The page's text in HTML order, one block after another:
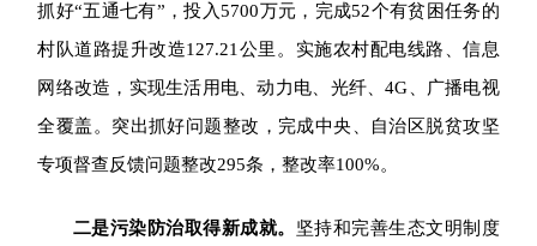
抓好“五通七有”，投入5700万元，完成52个有贫困任务的
村队道路提升改造127.21公里。实施农村配电线路、信息
网络改造，实现生活用电、动力电、光纤、4G、广播电视
全覆盖。突出抓好问题整改，完成中央、自治区脱贫攻坚
专项督查反馈问题整改295条，整改率100%。
二是污染防治取得新成就。 坚持和完善生态文明制度